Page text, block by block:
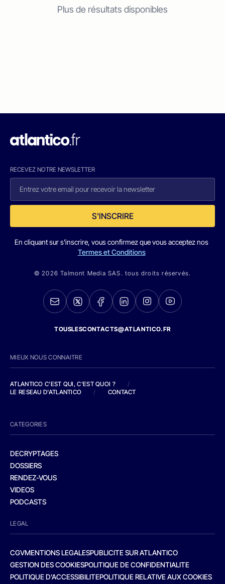
Plus de résultats disponibles
RECEVEZ NOTRE NEWSLETTER
S'INSCRIRE
En cliquant sur s'inscrire, vous confirmez que vous acceptez nos
Termes et Conditions
© 2026 Talmont Media SAS. tous droits réservés.
TOUSLESCONTACTS@ATLANTICO.FR
MIEUX NOUS CONNAITRE
ATLANTICO C'EST QUI, C'EST QUOI ?
/
LE RESEAU D'ATLANTICO
/ CONTACT
CATEGORIES
DECRYPTAGES
DOSSIERS
RENDEZ-VOUS
VIDEOS
PODCASTS
LEGAL
CGVMENTIONS LEGALESPUBLICITE SUR ATLANTICO
GESTION DES COOKIESPOLITIQUE DE CONFIDENTIALITE
POLITIQUE D’ACCESSIBILITEPOLITIQUE RELATIVE AUX COOKIES